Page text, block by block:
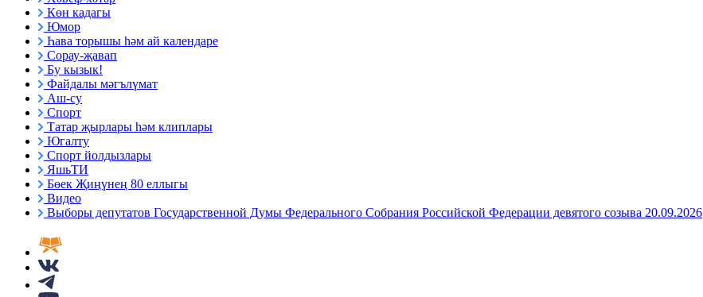
Көн кадагы
Юмор
Һава торышы һәм ай календаре
Сорау-җавап
Бу кызык!
Файдалы мәгълүмат
Аш-су
Спорт
Татар җырлары һәм клиплары
Югалту
Спорт йолдызлары
ЯшьТИ
Бөек Җиңүнең 80 еллыгы
Видео
Выборы депутатов Государственной Думы Федерального Собрания Российской Федерации девятого созыва 20.09.2026